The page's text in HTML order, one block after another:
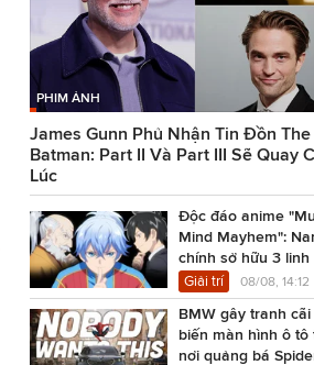
PHIM ẢNH
James Gunn Phủ Nhận Tin Đồn The
Batman: Part II Và Part III Sẽ Quay
Lúc
Độc đáo anime
Mind Mayhem":
chính sở hữu 3 linh
do seiyuu Subaru
(Re:Zero) lồng
lịch lên sóng đầu
2027
Giải trí 08/08, 14:12
BMW gây tranh cãi
biến màn hình ô tô
nơi quảng bá